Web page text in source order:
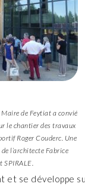
de Feytiat a convié
le chantier des travaux
Roger Couderc. Une
l’architecte Fabrice
SPIRALE.
et se développe